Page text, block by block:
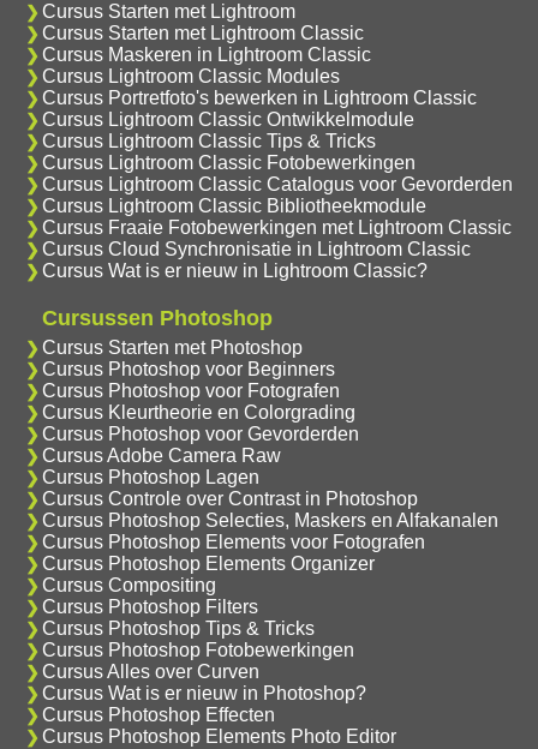
Cursus Starten met Lightroom
Cursus Starten met Lightroom Classic
Cursus Maskeren in Lightroom Classic
Cursus Lightroom Classic Modules
Cursus Portretfoto's bewerken in Lightroom Classic
Cursus Lightroom Classic Ontwikkelmodule
Cursus Lightroom Classic Tips & Tricks
Cursus Lightroom Classic Fotobewerkingen
Cursus Lightroom Classic Catalogus voor Gevorderden
Cursus Lightroom Classic Bibliotheekmodule
Cursus Fraaie Fotobewerkingen met Lightroom Classic
Cursus Cloud Synchronisatie in Lightroom Classic
Cursus Wat is er nieuw in Lightroom Classic?
Cursussen Photoshop
Cursus Starten met Photoshop
Cursus Photoshop voor Beginners
Cursus Photoshop voor Fotografen
Cursus Kleurtheorie en Colorgrading
Cursus Photoshop voor Gevorderden
Cursus Adobe Camera Raw
Cursus Photoshop Lagen
Cursus Controle over Contrast in Photoshop
Cursus Photoshop Selecties, Maskers en Alfakanalen
Cursus Photoshop Elements voor Fotografen
Cursus Photoshop Elements Organizer
Cursus Compositing
Cursus Photoshop Filters
Cursus Photoshop Tips & Tricks
Cursus Photoshop Fotobewerkingen
Cursus Alles over Curven
Cursus Wat is er nieuw in Photoshop?
Cursus Photoshop Effecten
Cursus Photoshop Elements Photo Editor